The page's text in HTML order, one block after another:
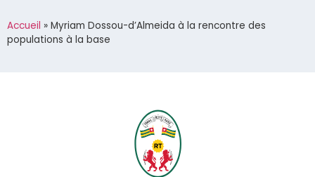
Accueil » Myriam Dossou-d’Almeida à la rencontre des
populations à la base